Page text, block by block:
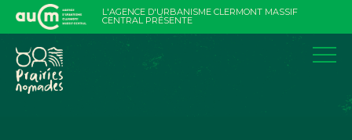
L'AGENCE D'URBANISME CLERMONT MASSIF
CENTRAL PRÉSENTE
contenu